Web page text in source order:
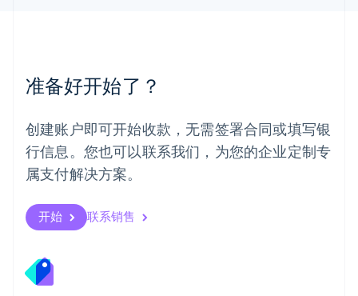
准备好开始了？
创建账户即可开始收款，无需签署合同或填写银
行信息。您也可以联系我们，为您的企业定制专
属支付解决方案。
开始 联系销售
日本
日本語English
SvenskaEnglish
瑞士
DeutschFrançais ItalianoEnglish
塞浦路斯
斯洛伐克
English
English
泰国
ไทย